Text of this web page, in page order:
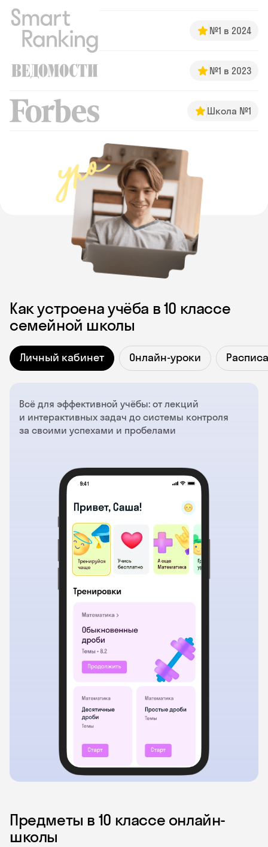
№1 в 2024
№1 в 2023
Школа №1
Как устроена учёба в 10 классе
семейной школы
Личный кабинет Онлайн-уроки
Всё для эффективной учёбы: от лекций
и интерактивных задач до системы контроля
за своими успехами и пробелами
Предметы в 10 классе онлайн-
школы